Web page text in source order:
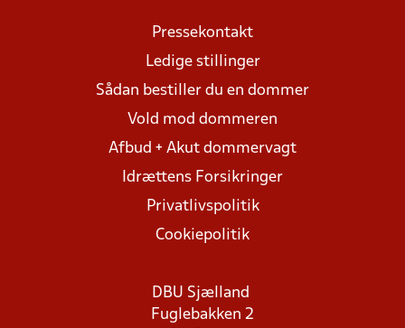
Pressekontakt
Ledige stillinger
Sådan bestiller du en dommer
Vold mod dommeren
Afbud + Akut dommervagt
Idrættens Forsikringer
Privatlivspolitik
Cookiepolitik
DBU Sjælland
Fuglebakken 2